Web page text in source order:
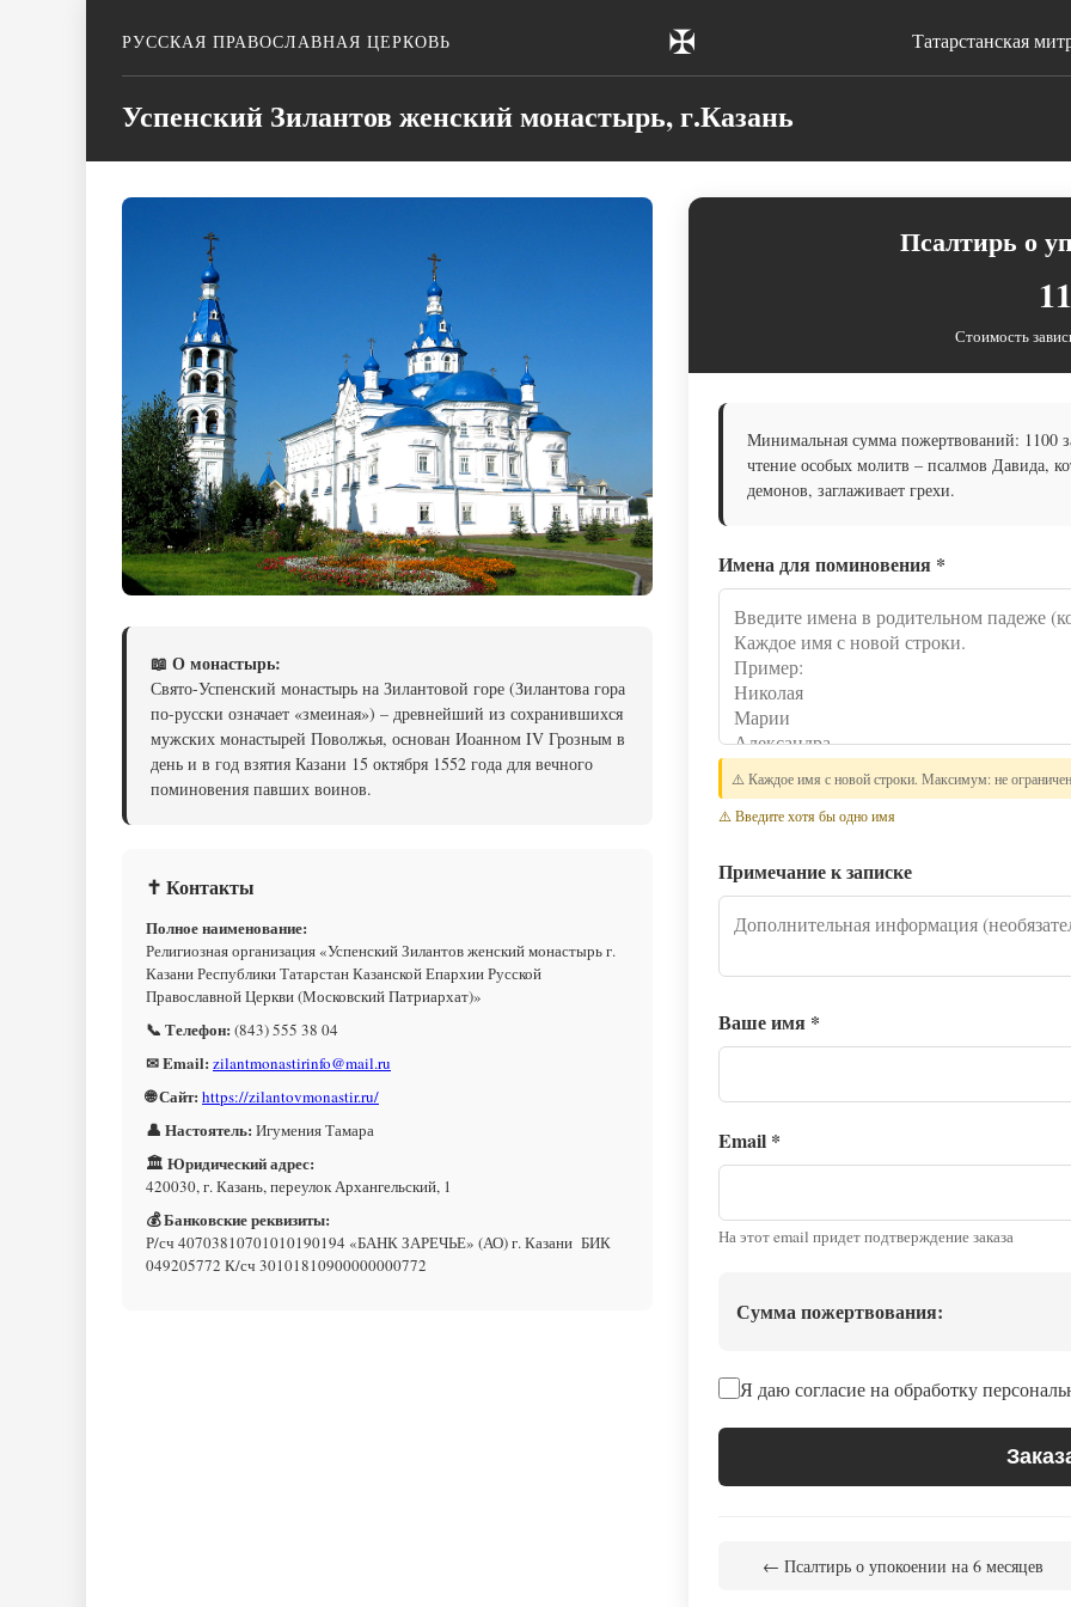
РУССКАЯ ПРАВОСЛАВНАЯ ЦЕРКОВЬ ✠ Татарстанская
Успенский Зилантов женский монастырь, г.Казань
📖 О монастырь:
Свято-Успенский монастырь на Зилантовой горе (Зилантова гора
по-русски означает «змеиная») – древнейший из сохранившихся
мужских монастырей Поволжья, основан Иоанном IV Грозным в
день и в год взятия Казани 15 октября 1552 года для вечного
поминовения павших воинов.
✝ Контакты
Полное наименование:
Религиозная организация «Успенский Зилантов женский монастырь г.
Казани Республики Татарстан Казанской Епархии Русской
Православной Церкви (Московский Патриархат)»
📞 Телефон: (843) 555 38 04
✉ Email: zilantmonastirinfo@mail.ru
🌐 Сайт: https://zilantovmonastir.ru/
👤 Настоятель: Игумения Тамара
🏛 Юридический адрес:
420030, г. Казань, переулок Архангельский, 1
💰 Банковские реквизиты:
Р/сч 40703810701010190194 «БАНК ЗАРЕЧЬЕ» (АО) г. Казани БИК
049205772 К/сч 30101810900000000772
Псалтирь о
Стоимость
Минимальная сумма пожертвований: 1100
чтение особых молитв – псалмов Давида,
демонов, заглаживает грехи.
Имена для поминовения *
⚠️ Каждое имя с новой строки. Максимум: не
⚠️ Введите хотя бы одно имя
Примечание к записке
Ваше имя *
Email *
На этот email придет подтверждение заказа
Сумма пожертвования:
Я даю согласие на обработку
← Псалтирь о упокоении на 6 месяцев